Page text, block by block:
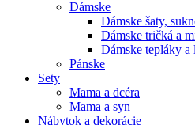
Dámske
Dámske šaty,
Dámske tričká a
Dámske tepláky a
Pánske
Sety
Mama a dcéra
Mama a syn
Nábytok a dekorácie